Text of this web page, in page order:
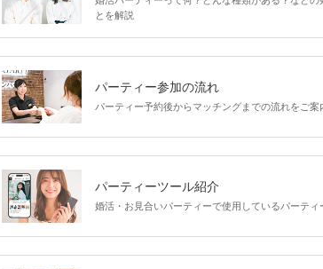
とを解説
パーティー参加の流れ
パーティー予約後からマッチングまでの流れをご案
パーティーツール紹介
婚活・お見合いパーティーで使用しているパーティ